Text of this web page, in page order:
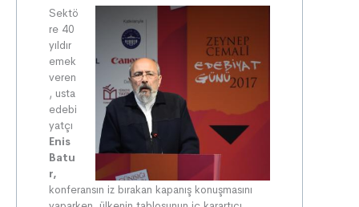
Sektö
re 40
yıldır
emek
veren
, usta
edebi
yatçı
Enis
Batu
r,
konferansın iz bırakan kapanış konuşmasını